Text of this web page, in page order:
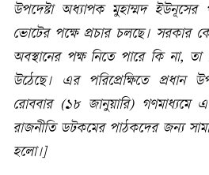
উপদেষ্টা অধ্যাপক মুহাম্মদ ইউনূসের
ভোটের পক্ষে প্রচার চলছে।
অবস্থানের পক্ষ নিতে পারে কি না, তা
উঠেছে। এর পরিপ্রেক্ষিতে প্রধান
রোববার (১৮ জানুয়ারি) গণমাধ্যমে
রাজনীতি ডটকমের পাঠকদের জন্য
হলো।]